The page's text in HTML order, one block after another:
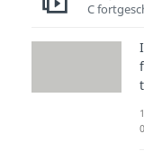
C